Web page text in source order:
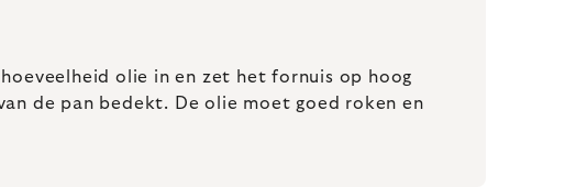
olie in en zet het fornuis op hoog
de pan bedekt. De olie moet goed roken en